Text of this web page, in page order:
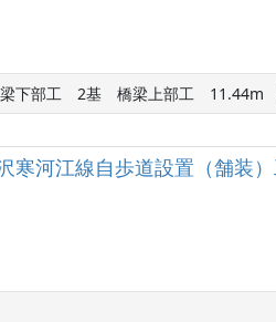
下部工　2基　橋梁上部工　11.44m
寒河江線自歩道設置（舗装